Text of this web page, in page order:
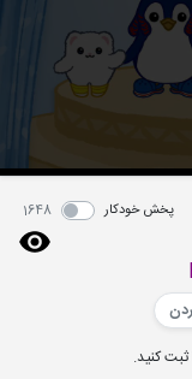
پخش خودکار 1648
ثبت کنید.